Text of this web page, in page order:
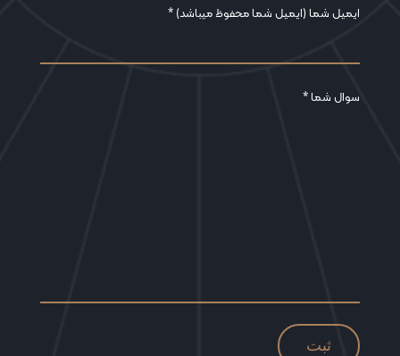
ایمیل شما (ایمیل شما محفوظ میباشد) *
سوال شما *